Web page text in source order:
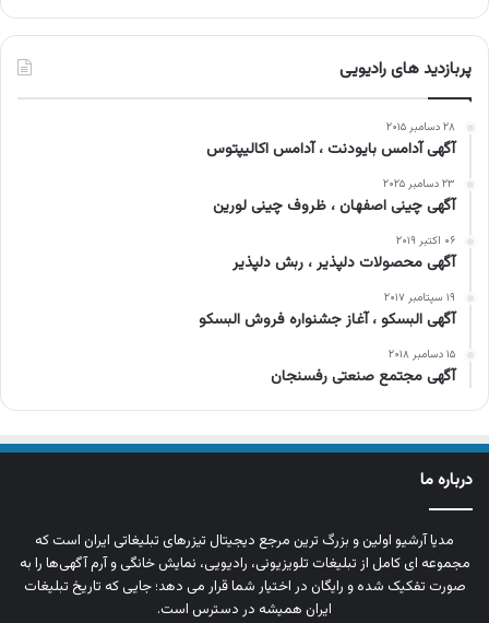
پربازدید های رادیویی
۲۸ دسامبر ۲۰۱۵
آگهی آدامس بایودنت ، آدامس اکالیپتوس
۲۳ دسامبر ۲۰۲۵
آگهی چینی اصفهان ، ظروف چینی لورین
۰۶ اکتبر ۲۰۱۹
آگهی محصولات دلپذیر ، ربش دلپذیر
۱۹ سپتامبر ۲۰۱۷
آگهی البسکو ، آغاز جشنواره فروش البسکو
۱۵ دسامبر ۲۰۱۸
آگهی مجتمع صنعتی رفسنجان
درباره ما
مدیا آرشیو اولین و بزرگ‌ ترین مرجع دیجیتال تیزرهای تبلیغاتی ایران است که
مجموعه‌ ای کامل از تبلیغات تلویزیونی، رادیویی، نمایش خانگی و آرم‌ آگهی‌ها را به‌
صورت تفکیک‌ شده و رایگان در اختیار شما قرار می‌ دهد؛ جایی که تاریخ تبلیغات
ایران همیشه در دسترس است.